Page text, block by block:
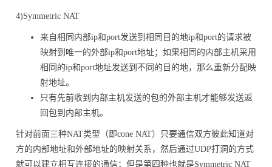
4)Symmetric NAT
来自相同内部ip和port发送到相同目的地ip和port的请求被
映射到唯一的外部ip和port地址；如果相同的内部主机采用
相同的ip和port地址发送到不同的目的地，那么重新分配映
射地址。
只有先前收到内部主机发送的包的外部主机才能够发送返
回包到内部主机。
针对前面三种NAT类型（即cone NAT）只要通信双方彼此知道对
方的内部地址和外部地址的映射关系，然后通过UDP打洞的方式
就可以建立相互连接的通信；但是第四种也就是Symmetric NAT